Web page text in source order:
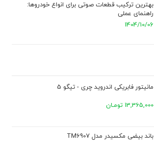
بهترین ترکیب قطعات صوتی برای انواع خودروها:
راهنمای عملی
1404/10/06
مانیتور فابریکی اندروید چری - تیگو 5
13,365,000 تومـان
باند بیضی مکسیدر مدل TM6907